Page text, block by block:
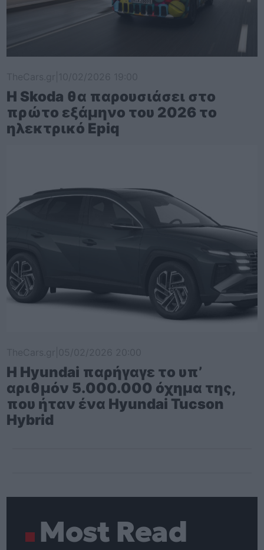
Η Skoda θα παρουσιάσει στο
πρώτο εξάμηνο του 2026 το
ηλεκτρικό Epiq
Η Hyundai παρήγαγε το υπ’
αριθμόν 5.000.000 όχημα της,
που ήταν ένα Hyundai Tucson
Hybrid
Most Read